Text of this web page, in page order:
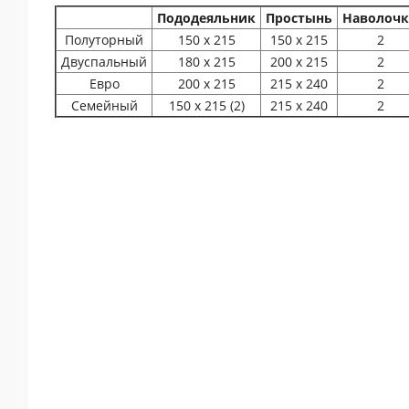
Пододеяльник Простынь
Полуторный
150 х 215 150 х 215
2
Двуспальный
180 х 215 200 х 215
2
Евро
200 х 215 215 х 240
2
Семейный
150 х 215 (2) 215 х 240 2